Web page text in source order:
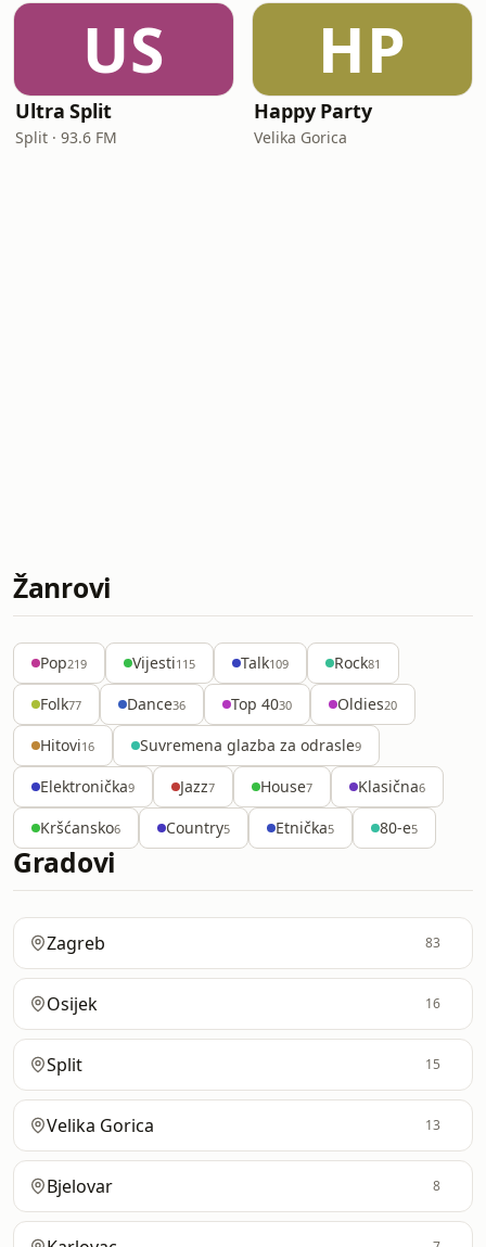
US
Ultra Split
Split · 93.6 FM
HP
Happy Party
Velika Gorica
Žanrovi
Pop219 Vijesti115 Talk109 Rock81
Folk77 Dance36 Top 4030 Oldies20
Hitovi16 Suvremena glazba za odrasle9
Elektronička9 Jazz7 House7 Klasična6
Kršćansko6 Country5 Etnička5 80-e5
Gradovi
Zagreb 83
Osijek 16
Split 15
Velika Gorica 13
Bjelovar 8